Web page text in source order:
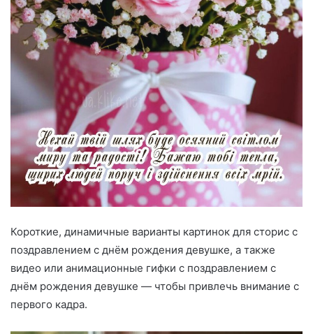
Короткие, динамичные варианты картинок для сторис с
поздравлением с днём рождения девушке, а также
видео или анимационные гифки с поздравлением с
днём рождения девушке — чтобы привлечь внимание с
первого кадра.